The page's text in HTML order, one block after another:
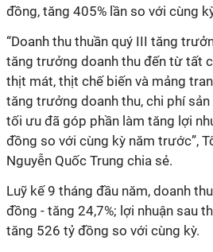
đồng, tăng 405% lần so với cùng
“Doanh thu thuần quý III tăng
tăng trưởng doanh thu đến từ tất
thịt mát, thịt chế biến và mảng
tăng trưởng doanh thu, chi phí
tối ưu đã góp phần làm tăng lợi
đồng so với cùng kỳ năm trước”,
Nguyễn Quốc Trung chia sẻ.
Luỹ kế 9 tháng đầu năm, doanh
đồng - tăng 24,7%; lợi nhuận sau
tăng 526 tỷ đồng so với cùng kỳ.